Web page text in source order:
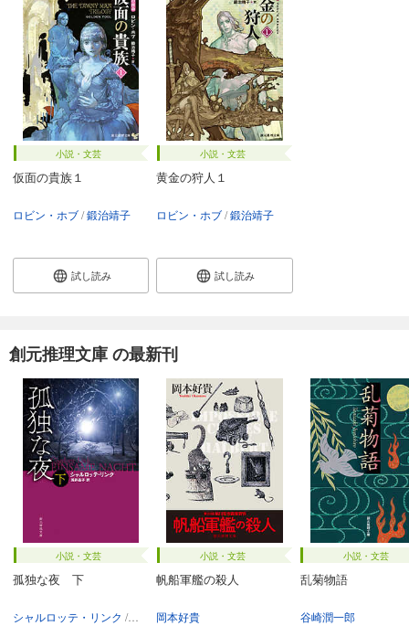
小説・文芸
仮面の貴族１
ロビン・ホブ 鍛治靖子
試し読み
小説・文芸
黄金の狩人１
ロビン・ホブ 鍛治靖子
試し読み
創元推理文庫 の最新刊
小説・文芸
孤独な夜 下
シャルロッテ・リンク 浅井晶子
小説・文芸
帆船軍艦の殺人
岡本好貴
小説・文芸
乱菊物語
谷崎潤一郎